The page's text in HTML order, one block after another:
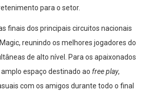
para o setor.
finais dos principais circuitos nacionais
reunindo os melhores jogadores do
de alto nível. Para os apaixonados
espaço destinado ao free play,
com os amigos durante todo o final